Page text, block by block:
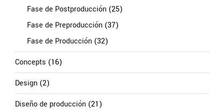
Fase de Postproducción (25)
Fase de Preproducción (37)
Fase de Producción (32)
Concepts (16)
Design (2)
Diseño de producción (21)